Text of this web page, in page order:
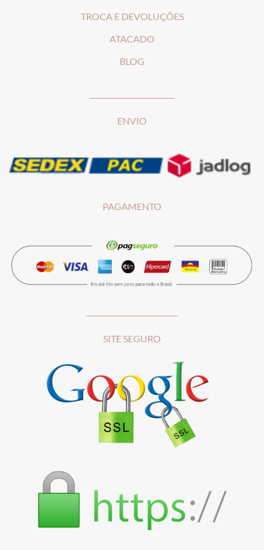
TROCA E DEVOLUÇÕES
ATACADO
BLOG
ENVIO
PAGAMENTO
SITE SEGURO